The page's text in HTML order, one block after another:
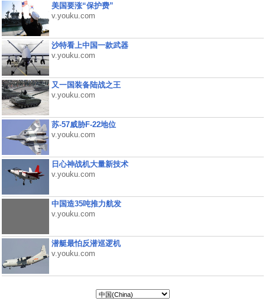
美国要涨“保护费”
v.youku.com
沙特看上中国一款武器
v.youku.com
又一国装备陆战之王
v.youku.com
苏-57威胁F-22地位
v.youku.com
日心神战机大量新技术
v.youku.com
中国造35吨推力航发
v.youku.com
潜艇最怕反潜巡逻机
v.youku.com